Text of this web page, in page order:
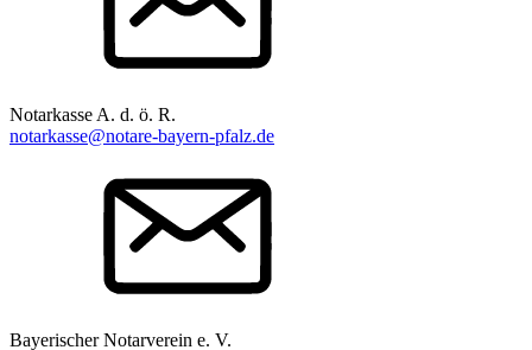
Notarkasse A. d. ö. R.
notarkasse@notare-bayern-pfalz.de
Bayerischer Notarverein e. V.